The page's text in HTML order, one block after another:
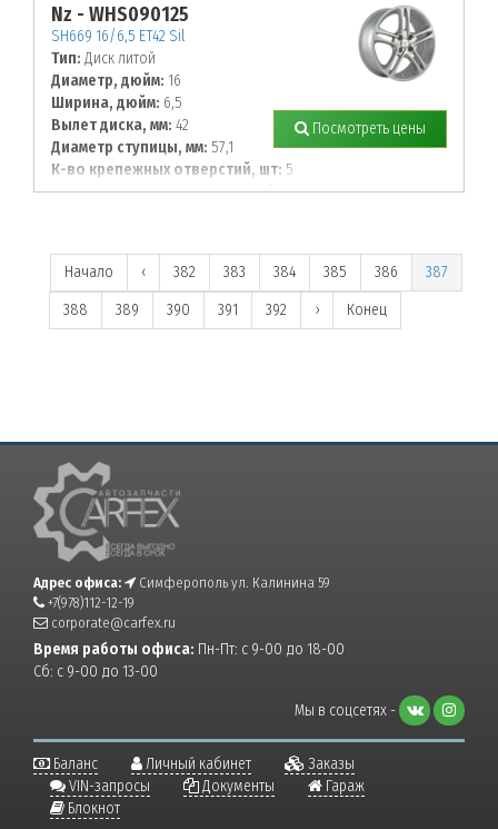
Nz - WHS090125
SH669 16/6,5 ET42 Sil
Тип: Диск литой
Диаметр, дюйм: 16
Ширина, дюйм: 6,5
Вылет диска, мм: 42
Диаметр ступицы, мм: 57,1
К-во крепежных отверстий, шт: 5
Диаметр располож. отверстий, мм:
Посмотреть цены
Начало ‹ 382 383 384 385 386
387
388
389 390 391 392 › Конец
Адрес офиса:
Симферополь ул. Калинина 59
+7(978)112-12-19
corporate@carfex.ru
Время работы офиса: Пн-Пт: с 9-00 до 18-00
Сб: с 9-00 до 13-00
Мы в соцсетях -
Баланс Личный кабинет
Заказы
VIN-запросы
Документы
Гараж
Блокнот